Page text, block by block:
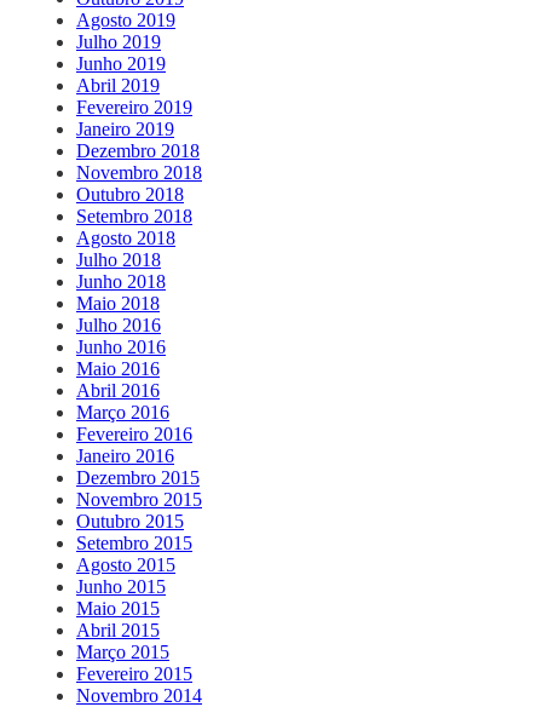
Agosto 2019
Julho 2019
Junho 2019
Abril 2019
Fevereiro 2019
Janeiro 2019
Dezembro 2018
Novembro 2018
Outubro 2018
Setembro 2018
Agosto 2018
Julho 2018
Junho 2018
Maio 2018
Julho 2016
Junho 2016
Maio 2016
Abril 2016
Março 2016
Fevereiro 2016
Janeiro 2016
Dezembro 2015
Novembro 2015
Outubro 2015
Setembro 2015
Agosto 2015
Junho 2015
Maio 2015
Abril 2015
Março 2015
Fevereiro 2015
Novembro 2014